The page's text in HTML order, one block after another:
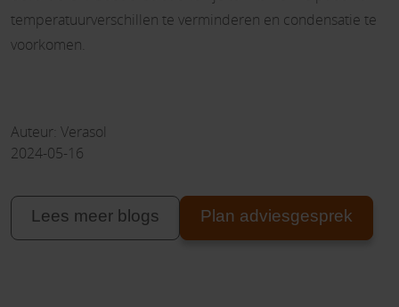
temperatuurverschillen te verminderen en condensatie te
voorkomen.
Auteur: Verasol
2024-05-16
Lees meer blogs Plan adviesgesprek